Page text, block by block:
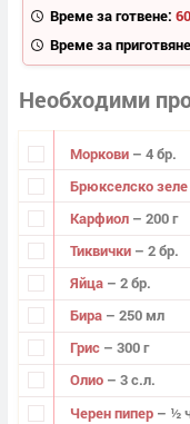
Време за готвене:
Време за
Необходими
Моркови – 4 бр.
Брюкселско зеле
Карфиол – 200 г
Тиквички – 2 бр.
Яйца – 2 бр.
Бира – 250 мл
Грис – 300 г
Олио – 3 с.л.
Черен пипер – ½